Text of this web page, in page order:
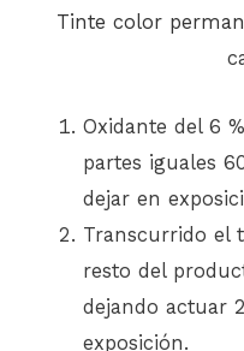
Tinte color
Oxidante del 6
partes iguales
dejar en
Transcurrido el
resto del
dejando actuar
exposición.